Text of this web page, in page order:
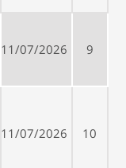
9
11/07/2026
10
11/07/2026